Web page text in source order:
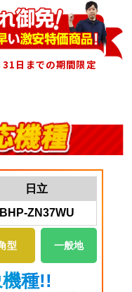
日までの期間限定
日立
BHP-ZN37WU
型 一般地
種!!